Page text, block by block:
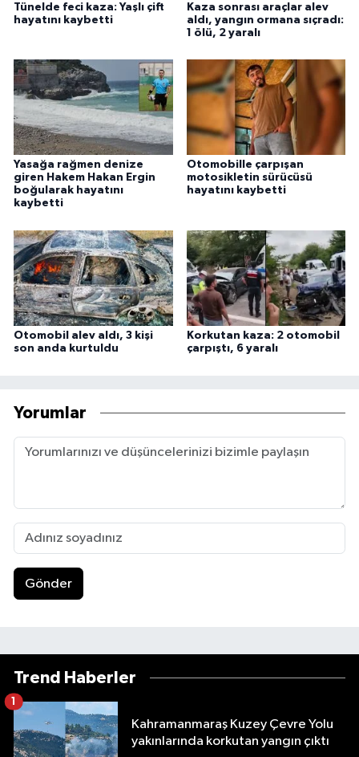
Tünelde feci kaza: Yaşlı çift
hayatını kaybetti
Kaza sonrası araçlar alev
aldı, yangın ormana sıçradı:
1 ölü, 2 yaralı
Yasağa rağmen denize
giren Hakem Hakan Ergin
boğularak hayatını
kaybetti
Otomobille çarpışan
motosikletin sürücüsü
hayatını kaybetti
Otomobil alev aldı, 3 kişi
son anda kurtuldu
Korkutan kaza: 2 otomobil
çarpıştı, 6 yaralı
Yorumlar
Gönder
Trend Haberler
Kahramanmaraş Kuzey Çevre Yolu
yakınlarında korkutan yangın çıktı
1